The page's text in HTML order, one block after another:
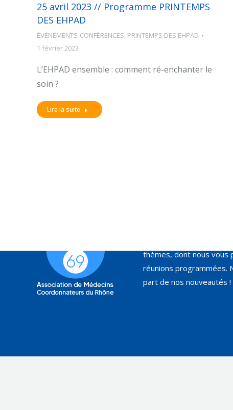
25 avril 2023 // Programme PRINTEMPS
DES EHPAD
ÉVÉNEMENTS-CONFÉRENCES, PRINTEMPS DES EHPAD
1 février 2023
L’EHPAD ensemble : comment ré-enchanter le
soin ?
Lire la suite
thèmes, dont nous vous
réunions programmées.
part de nos nouveautés !